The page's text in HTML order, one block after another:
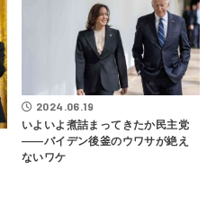
2024.06.19
いよいよ煮詰まってきたか民主党
――バイデン後釜のウワサが絶え
ないワケ